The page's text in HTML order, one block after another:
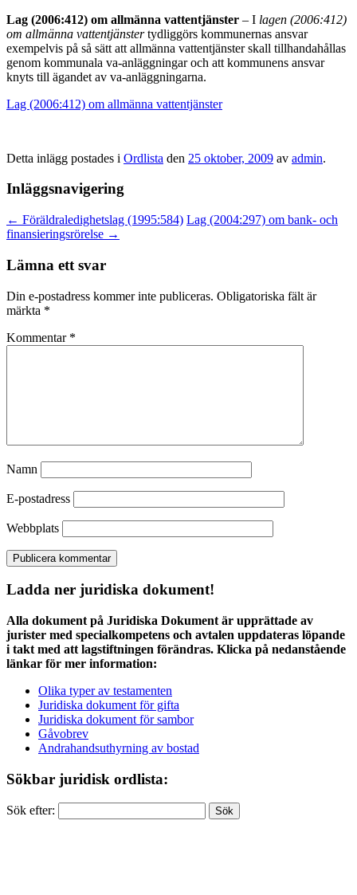
Lag (2006:412) om allmänna vattentjänster – I lagen (2006:412)
om allmänna vattentjänstertydliggörs kommunernas ansvar
exempelvis på så sätt att allmänna vattentjänster skall tillhandahållas
genom kommunala va-anläggningar och att kommunens ansvar
knyts till ägandet av va-anläggningarna.
Lag (2006:412) om allmänna vattentjänster
Detta inlägg postades i Ordlista den 25 oktober, 2009 av admin.
Inläggsnavigering
← Föräldraledighetslag (1995:584) Lag (2004:297) om bank- och
finansieringsrörelse →
Lämna ett svar
Din e-postadress kommer inte publiceras. Obligatoriska fält är
märkta *
Kommentar *
Namn
E-postadress
Webbplats
Ladda ner juridiska dokument!
Alla dokument på Juridiska Dokument är upprättade av
jurister med specialkompetens och avtalen uppdateras löpande
i takt med att lagstiftningen förändras. Klicka på nedanstående
länkar för mer information:
Olika typer av testamenten
Juridiska dokument för gifta
Juridiska dokument för sambor
Gåvobrev
Andrahandsuthyrning av bostad
Sökbar juridisk ordlista:
Sök efter: